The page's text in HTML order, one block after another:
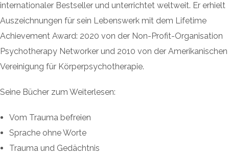
internationaler Bestseller und unterrichtet weltweit. Er erhielt
Auszeichnungen für sein Lebenswerk mit dem Lifetime
Achievement Award: 2020 von der Non-Profit-Organisation
Psychotherapy Networker und 2010 von der Amerikanischen
Vereinigung für Körperpsychotherapie.
Seine Bücher zum Weiterlesen:
Vom Trauma befreien
Sprache ohne Worte
Trauma und Gedächtnis